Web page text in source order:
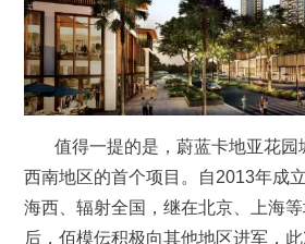
值得一提的是，蔚蓝卡地亚花园
西南地区的首个项目。自2013年成
海西、辐射全国，继在北京、上海
后，佰模伝积极向其他地区进军，